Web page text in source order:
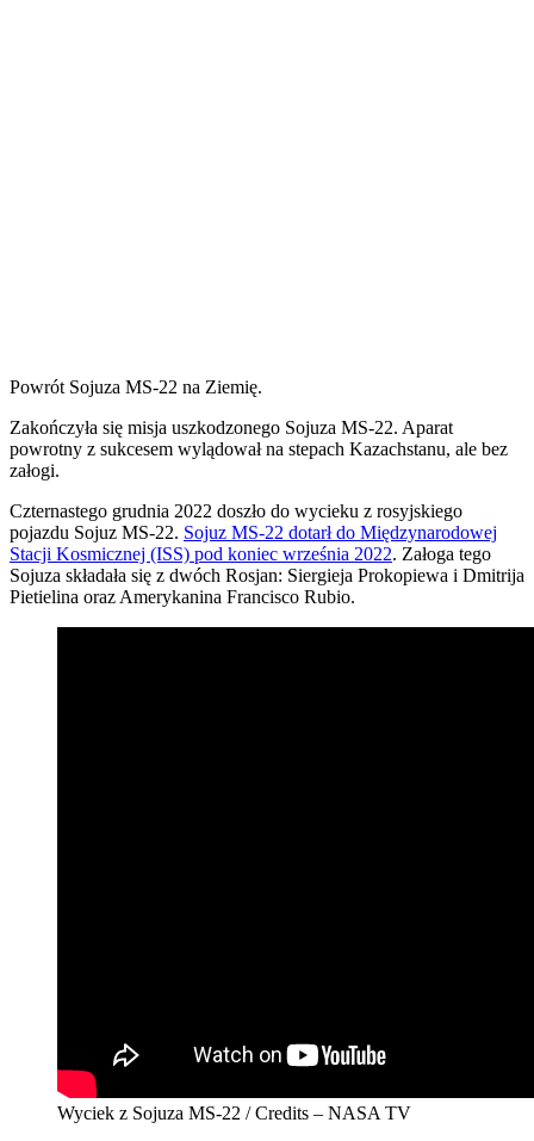
Powrót Sojuza MS-22 na Ziemię.
Zakończyła się misja uszkodzonego Sojuza MS-22. Aparat
powrotny z sukcesem wylądował na stepach Kazachstanu, ale bez
załogi.
Czternastego grudnia 2022 doszło do wycieku z rosyjskiego
pojazdu Sojuz MS-22. Sojuz MS-22 dotarł do Międzynarodowej
Stacji Kosmicznej (ISS) pod koniec września 2022. Załoga tego
Sojuza składała się z dwóch Rosjan: Siergieja Prokopiewa i Dmitrija
Pietielina oraz Amerykanina Francisco Rubio.
Wyciek z Sojuza MS-22 / Credits – NASA TV